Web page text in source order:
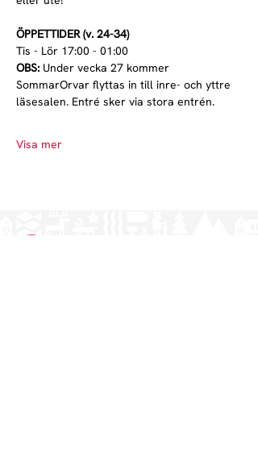
ÖPPETTIDER (v. 24-34)
Tis - Lör 17:00 - 01:00
OBS: Under vecka 27 kommer
SommarOrvar flyttas in till inre- och yttre
läsesalen. Entré sker via stora entrén.
Visa mer